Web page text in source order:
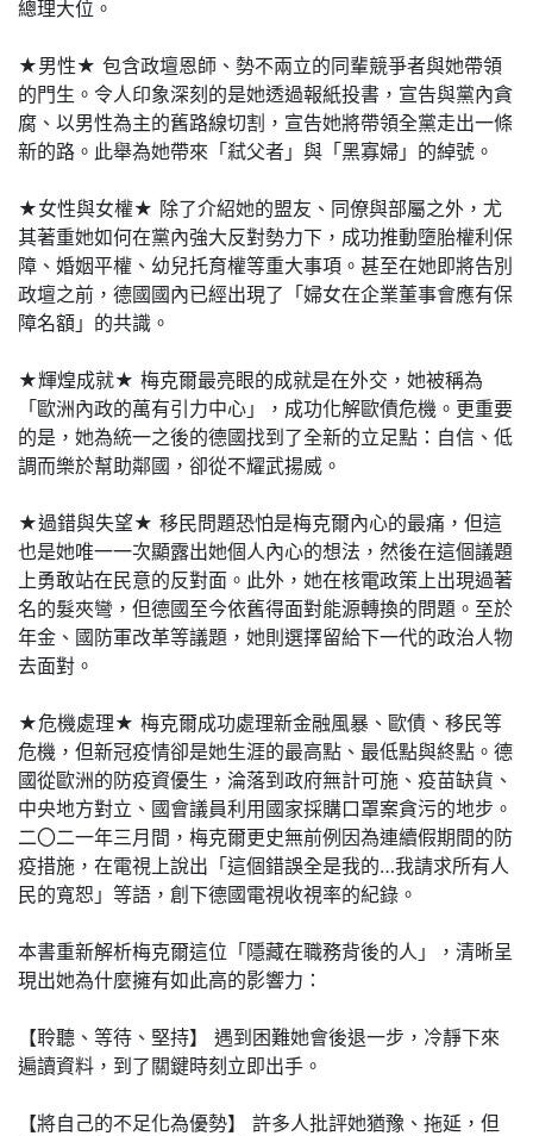
總理大位。
★男性★ 包含政壇恩師、勢不兩立的同輩競爭者與她帶領
的門生。令人印象深刻的是她透過報紙投書，宣告與黨內貪
腐、以男性為主的舊路線切割，宣告她將帶領全黨走出一條
新的路。此舉為她帶來「弒父者」與「黑寡婦」的綽號。
★女性與女權★ 除了介紹她的盟友、同僚與部屬之外，尤
其著重她如何在黨內強大反對勢力下，成功推動墮胎權利保
障、婚姻平權、幼兒托育權等重大事項。甚至在她即將告別
政壇之前，德國國內已經出現了「婦女在企業董事會應有保
障名額」的共識。
★輝煌成就★ 梅克爾最亮眼的成就是在外交，她被稱為
「歐洲內政的萬有引力中心」，成功化解歐債危機。更重要
的是，她為統一之後的德國找到了全新的立足點：自信、低
調而樂於幫助鄰國，卻從不耀武揚威。
★過錯與失望★ 移民問題恐怕是梅克爾內心的最痛，但這
也是她唯一一次顯露出她個人內心的想法，然後在這個議題
上勇敢站在民意的反對面。此外，她在核電政策上出現過著
名的髮夾彎，但德國至今依舊得面對能源轉換的問題。至於
年金、國防軍改革等議題，她則選擇留給下一代的政治人物
去面對。
★危機處理★ 梅克爾成功處理新金融風暴、歐債、移民等
危機，但新冠疫情卻是她生涯的最高點、最低點與終點。德
國從歐洲的防疫資優生，淪落到政府無計可施、疫苗缺貨、
中央地方對立、國會議員利用國家採購口罩案貪污的地步。
二〇二一年三月間，梅克爾更史無前例因為連續假期間的防
疫措施，在電視上說出「這個錯誤全是我的…我請求所有人
民的寬恕」等語，創下德國電視收視率的紀錄。
本書重新解析梅克爾這位「隱藏在職務背後的人」，清晰呈
現出她為什麼擁有如此高的影響力：
【聆聽、等待、堅持】 遇到困難她會後退一步，冷靜下來
遍讀資料，到了關鍵時刻立即出手。
【將自己的不足化為優勢】 許多人批評她猶豫、拖延，但